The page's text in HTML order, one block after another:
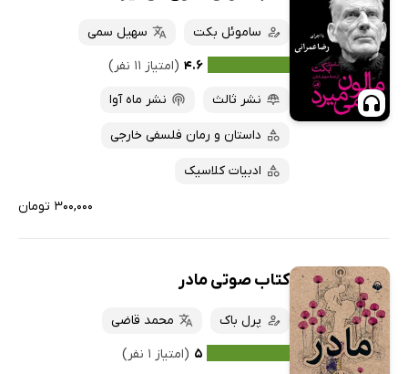
ساموئل بکت
سهیل سمی
۴.۶ (امتیاز ۱۱ نفر)
نشر ثالث
نشر ماه آوا
داستان و رمان فلسفی خارجی
ادبیات کلاسیک
۳۰۰,۰۰۰ تومان
کتاب صوتی مادر
پرل باک
محمد قاضی
۵ (امتیاز ۱ نفر)